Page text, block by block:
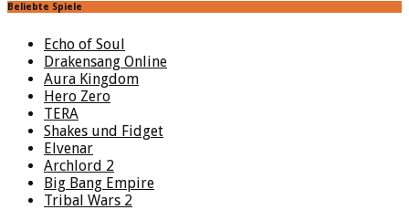
Beliebte Spiele
Echo of Soul
Drakensang Online
Aura Kingdom
Hero Zero
TERA
Shakes und Fidget
Elvenar
Archlord 2
Big Bang Empire
Tribal Wars 2